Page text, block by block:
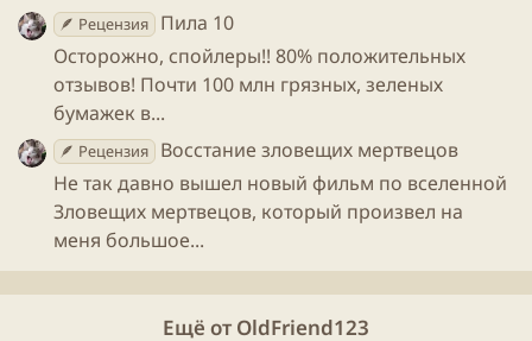
Гарри Меллинг - мальчик, который вырос.
Немногие поймут кто это. А я вам скажу. Это Дадли
Дурсль из Гарри Поттера. Тот самый малой задира,
Поттеру, я всегда воспринимал его как дурачка, но в
🪶 Рецензия
Пила 10
Осторожно, спойлеры!! 80% положительных
отзывов! Почти 100 млн грязных, зеленых
бумажек в...
🪶 Рецензия
Восстание зловещих мертвецов
Не так давно вышел новый фильм по вселенной
Зловещих мертвецов, который произвел на
меня большое...
Ещё от OldFriend123